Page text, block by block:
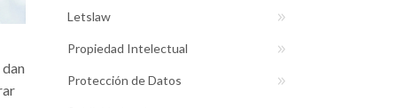
Letslaw
Propiedad Intelectual
Protección de Datos